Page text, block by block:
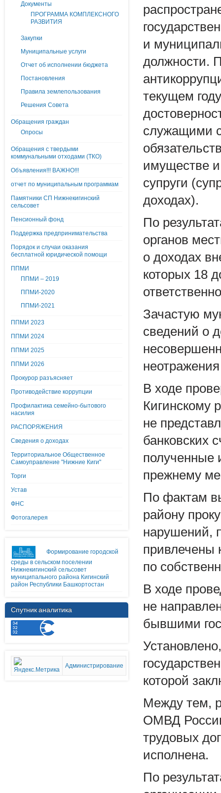
Документы
ПРОГРАММА КОМПЛЕКСНОГО
РАЗВИТИЯ
Закупки
Муниципальные услуги
Отчет об исполнении бюджета
Постановления
Правила землепользования
Решения Совета
Обращения граждан
Опросы
Обращения с твердыми
коммунальными отходами (ТКО)
Объявления!!! ВАЖНО!!!
отчет по муниципальным программам
Памятники СП Нижнекигинский
сельсовет
Пенсионный фонд
Поддержка предпринимательства
Порядок и случаи оказания
бесплатной юридической помощи
ППМИ
ППМИ – 2019
ППМИ-2020
ППМИ-2021
ППМИ 2023
ППМИ 2024
ППМИ 2025
ППМИ 2026
Прокурор разъясняет
Противодействие коррупции
Профилактика семейно-бытового
насилия
РАСПОРЯЖЕНИЯ
Сведения о доходах
Территориальное Общественное
Самоуправление "Нижние Киги"
Торги
Устав
ФНС
Фотогалерея
Формирование городской
среды в сельском поселении
Нижнекигинский сельсовет
муниципального района Кигинский
район Республики Башкортостан
Спутник аналитика
Администрирование
и
должности.
текущем
служащими
имуществе и
супруги
доходах).
По
органов
о доходах
которых 18
Зачастую
сведений о
В ходе
Кигинскому
не
банковских
полученные
прежнему
По фактам
району
нарушений,
привлечены
по
В ходе
не
бывшими
которой
Между тем,
ОМВД
трудовых
исполнена.
По